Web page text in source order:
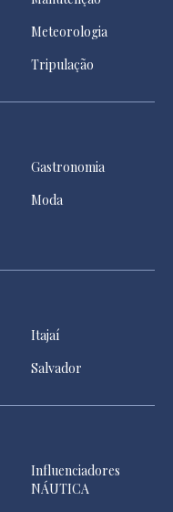
Meteorologia
Tripulação
Gastronomia
Moda
Itajaí
Salvador
Influenciadores
NÁUTICA